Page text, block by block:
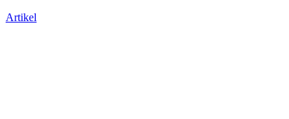
Artikel